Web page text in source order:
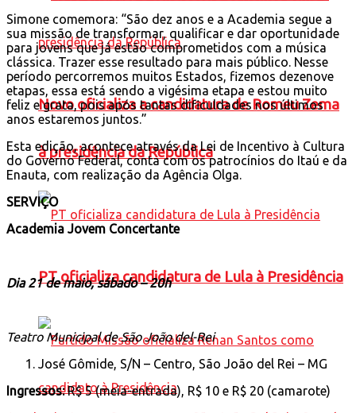
Novo oficializa a candidatura de Romeu Zema
à presidência da República
PT oficializa candidatura de Lula à Presidência
Simone comemora: “São dez anos e a Academia segue a
sua missão de transformar, qualificar e dar oportunidade
para jovens que já estão comprometidos com a música
clássica. Trazer esse resultado para mais público. Nesse
período percorremos muitos Estados, fizemos dezenove
etapas, essa está sendo a vigésima etapa e estou muito
feliz e grata, pois após tantas dificuldades nos últimos
anos estaremos juntos.”
Esta edição, acontece através da Lei de Incentivo à Cultura
do Governo Federal, conta com os patrocínios do Itaú e da
Enauta, com realização da Agência Olga.
SERVIÇO
Academia Jovem Concertante
Dia 21 de maio, sábado – 20h
Teatro Municipal de São João del-Rei
José Gômide, S/N – Centro, São João del Rei – MG
Ingressos:R$ 5 (meia-entrada), R$ 10 e R$ 20 (camarote)